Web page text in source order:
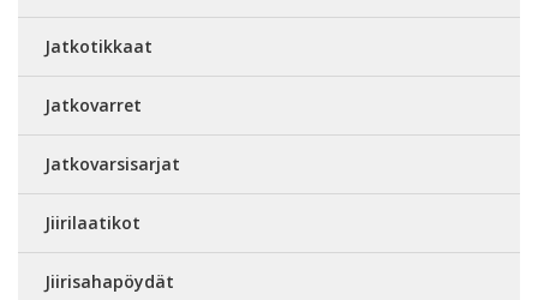
Jatkotikkaat
Jatkovarret
Jatkovarsisarjat
Jiirilaatikot
Jiirisahapöydät